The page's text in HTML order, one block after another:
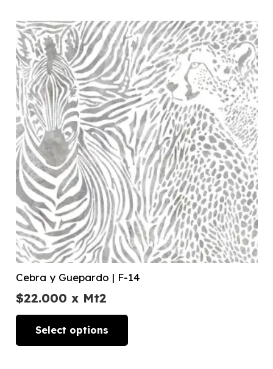
Cebra y Guepardo | F-14
$22.000 x Mt2
Select options